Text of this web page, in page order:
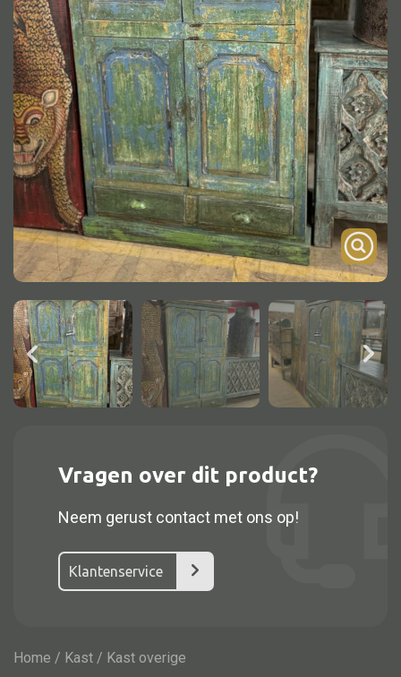
Onderstel
Bartafel
Console
Tafel overig
Alle kasten
Glaskast
Boekenkast
Dressoir
Nachtkast
Kast overige
Vitrine
Fautteuil
Vragen over dit product?
Neem gerust contact met ons op!
Klantenservice
Home / Kast / Kast overige